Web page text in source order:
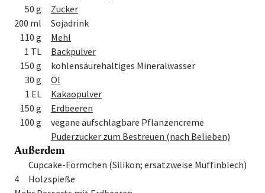
50 g
Zucker
200 ml
Sojadrink
110 g
Mehl
1 TL
Backpulver
150 g
kohlensäurehaltiges Mineralwasser
30 g
Öl
1 EL
Kakaopulver
150 g
Erdbeeren
100 g
vegane aufschlagbare Pflanzencreme
Puderzucker zum Bestreuen (nach Belieben)
Außerdem
MengeZutat
Cupcake-Förmchen (Silikon; ersatzweise Muffinblech)
4
Holzspieße